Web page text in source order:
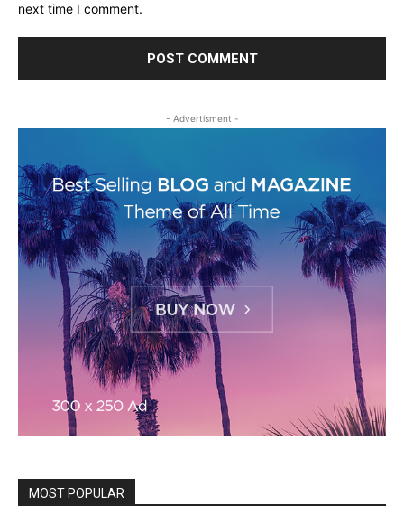
next time I comment.
- Advertisment -
MOST POPULAR